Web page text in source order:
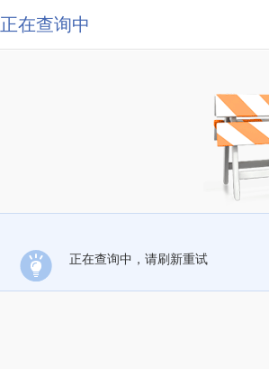
正在查询中
正在查询中，请刷新重试